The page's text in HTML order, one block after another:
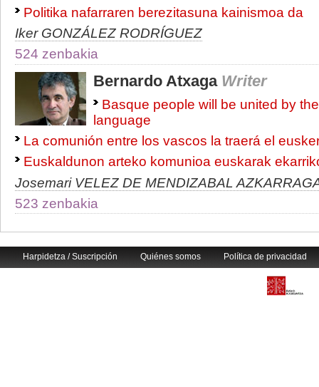
Politika nafarraren berezitasuna kainismoa da
Iker GONZÁLEZ RODRÍGUEZ
524 zenbakia
Bernardo AtxagaWriter
Basque people will be united by
language
La comunión entre los vascos la traerá el
Euskaldunon arteko komunioa euskarak
Josemari VELEZ DE MENDIZABAL
523 zenbakia
Harpidetza / Suscripción Quiénes somos Política de privacidad